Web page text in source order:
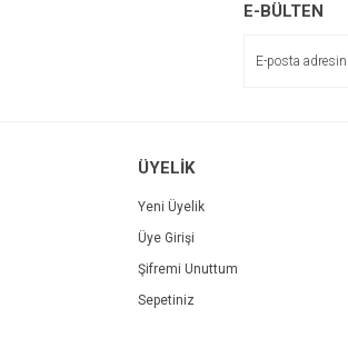
E-BÜLTEN
ÜYELİK
Yeni Üyelik
Üye Girişi
Şifremi Unuttum
Sepetiniz